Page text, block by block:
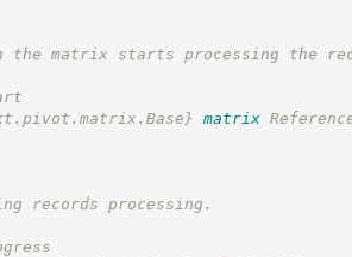
matrix starts processing the
matrix
records processing.